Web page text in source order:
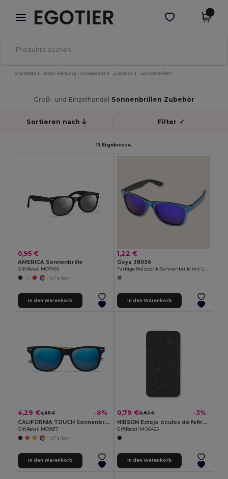
× Egotier App
Bessere Preise in der App!
App holen
Startseite Basic Kleidung | Accessoires Zubehör Sonnenbrillen
Groß- und Einzelhandel Sonnenbrillen Zubehör
Sortieren nach Filter ✓
13 Ergebnisse.
0,95 €
AMERICA Sonnenbrille
GiftRetail MO7455
+6 Farben
In den Warenkorb
1,22 €
Goya 38056
Farbige Holzoptik-Sonnenbrille mit UV400 Spiegellinsen TIMBER
In den Warenkorb
4,29 €4,65 € -8%
CALIFORNIA TOUCH Sonnenbrille
GiftRetail MO9617
+2 Farben
In den Warenkorb
0,79 €0,82 € -3%
NIRSON Estojo óculos de feltro RPET
GiftRetail MO6425
In den Warenkorb